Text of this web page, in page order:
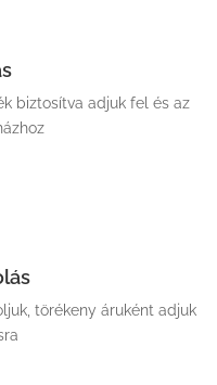
biztosítva adjuk fel és az
törékeny áruként adjuk